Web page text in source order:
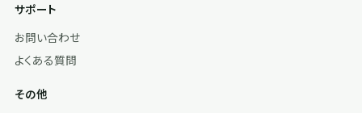
サポート
お問い合わせ
よくある質問
その他